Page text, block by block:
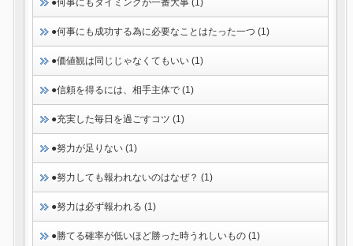
●何事にもタイミングが一番大事 (1)
●何事にも成功する為に必要なことはたった一つ (1)
●価値観は同じじゃなくてもいい (1)
●信頼を得るには、相手主体で (1)
●充実した毎日を過ごすコツ (1)
●努力が足りない (1)
●努力しても報われないのはなぜ？ (1)
●努力は必ず報われる (1)
●勝てる確率が低いほど勝った時うれしいもの (1)